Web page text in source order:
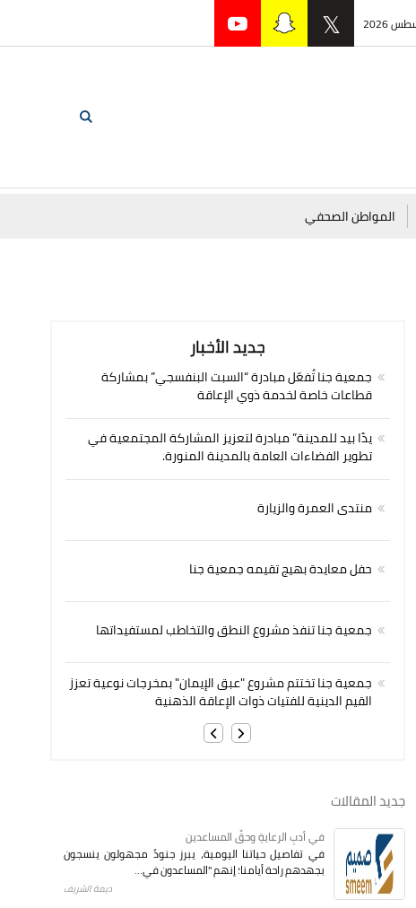
المواطن الصحفي
جديد الأخبار
جمعية جنا تُفعّل مبادرة “السبت البنفسجي” بمشاركة
قطاعات خاصة لخدمة ذوي الإعاقة
يدًا بيد للمدينة” مبادرة لتعزيز المشاركة المجتمعية في
تطوير الفضاءات العامة بالمدينة المنورة.
منتدى العمرة والزيارة
حفل معايدة بهيج تقيمه جمعية جنا
جمعية جنا تنفذ مشروع النطق والتخاطب لمستفيداتها
جمعية جنا تختتم مشروع "عبق الإيمان" بمخرجات نوعية تعزز
القيم الدينية للفتيات ذوات الإعاقة الذهنية
جديد المقالات
في أدبِ الرعايةِ وحقِّ المساعدين
في تفاصيل حياتنا اليومية، يبرز جنودٌ مجهولون ينسجون
بجهدهم راحة أيامنا؛ إنهم "المساعدون في...
ديمة الشريف